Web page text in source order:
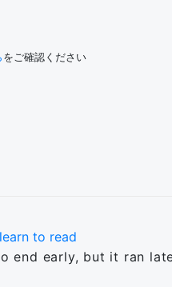
をご確認ください
to read
end early, but it ran